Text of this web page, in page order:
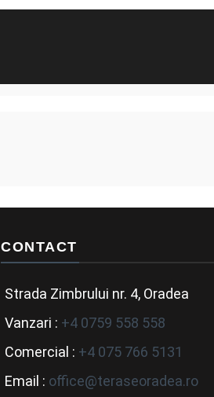
CONTACT
Strada Zimbrului nr. 4, Oradea
Vanzari : +4 0759 558 558
Comercial : +4 075 766 5131
Email : office@teraseoradea.ro